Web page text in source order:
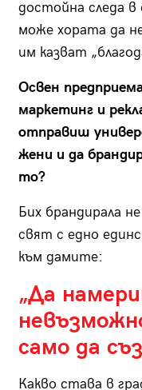
достойна следа в
може хората да
им казват
Освен
маркетинг и
отправиш
жени и да
то?
Бих брандирала
свят с едно
към дамите:
„Да
само да
Какво става в